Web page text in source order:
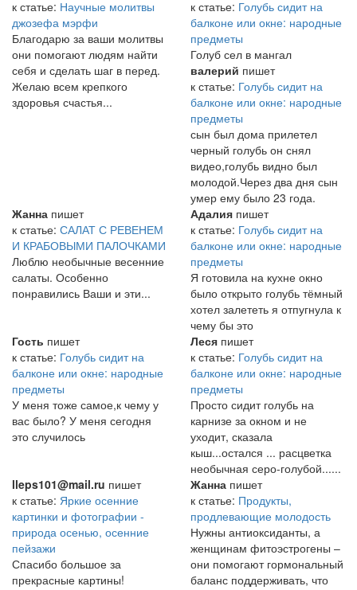
к статье: Научные молитвы
джозефа мэрфи
Благодарю за ваши молитвы
они помогают людям найти
себя и сделать шаг в перед.
Желаю всем крепкого
здоровья счастья...
к статье: Голубь сидит на
балконе или окне: народные
предметы
Голуб сел в мангал
валерий пишет
к статье: Голубь сидит на
балконе или окне: народные
предметы
сын был дома прилетел
черный голубь он снял
видео,голубь видно был
молодой.Через два дня сын
умер ему было 23 года.
Жанна пишет
к статье: САЛАТ С РЕВЕНЕМ
И КРАБОВЫМИ ПАЛОЧКАМИ
Люблю необычные весенние
салаты. Особенно
понравились Ваши и эти...
Адалия пишет
к статье: Голубь сидит на
балконе или окне: народные
предметы
Я готовила на кухне окно
было открыто голубь тёмный
хотел залететь я отпугнула к
чему бы это
Гость пишет
к статье: Голубь сидит на
балконе или окне: народные
предметы
У меня тоже самое,к чему у
вас было? У меня сегодня
это случилось
Леся пишет
к статье: Голубь сидит на
балконе или окне: народные
предметы
Просто сидит голубь на
карнизе за окном и не
уходит, сказала
кыш...остался ... расцветка
необычная серо-голубой......
lleps101@mail.ru пишет
к статье: Яркие осенние
картинки и фотографии -
природа осенью, осенние
пейзажи
Спасибо большое за
прекрасные картины!
Жанна пишет
к статье: Продукты,
продлевающие молодость
Нужны антиоксиданты, а
женщинам фитоэстрогены –
они помогают гормональный
баланс поддерживать, что